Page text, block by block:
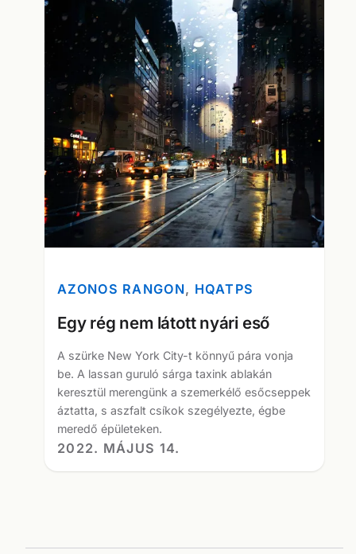
AZONOS RANGON, HQATPS
Egy rég nem látott nyári eső
A szürke New York City-t könnyű pára vonja
be. A lassan guruló sárga taxink ablakán
keresztül merengünk a szemerkélő esőcseppek
áztatta, s aszfalt csíkok szegélyezte, égbe
meredő épületeken.
2022. MÁJUS 14.